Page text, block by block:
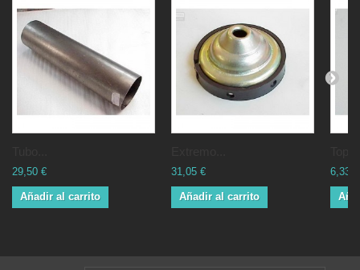
29,50 €
Añadir al carrito
31,05 €
Añadir al carrito
6,33 €